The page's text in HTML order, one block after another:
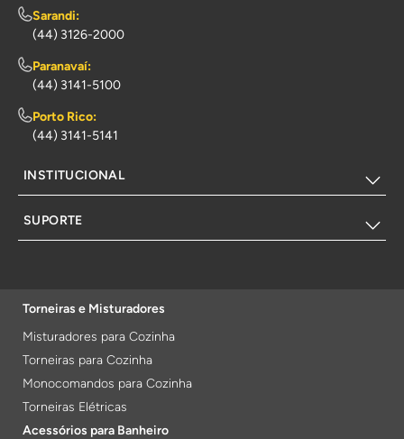
Sarandi:
(44) 3126-2000
Paranavaí:
(44) 3141-5100
Porto Rico:
(44) 3141-5141
INSTITUCIONAL
SUPORTE
Torneiras e Misturadores
Misturadores para Cozinha
Torneiras para Cozinha
Monocomandos para Cozinha
Torneiras Elétricas
Acessórios para Banheiro